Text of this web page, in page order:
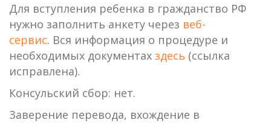
Для вступления ребенка в гражданство РФ
нужно заполнить анкету через веб-
сервис. Вся информация о процедуре и
необходимых документах здесь (ссылка
исправлена).
Консульский сбор: нет.
Заверение перевода, вхождение в